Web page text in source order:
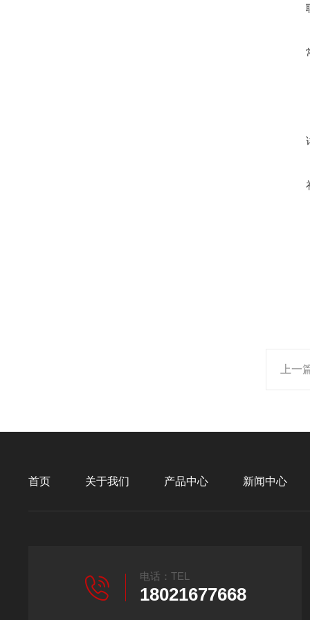
上一
首页 关于我们 产品中心 新闻中心
电话：TEL
18021677668